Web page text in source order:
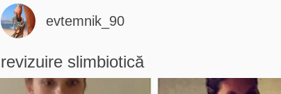
evtemnik_90
revizuire slimbiotică